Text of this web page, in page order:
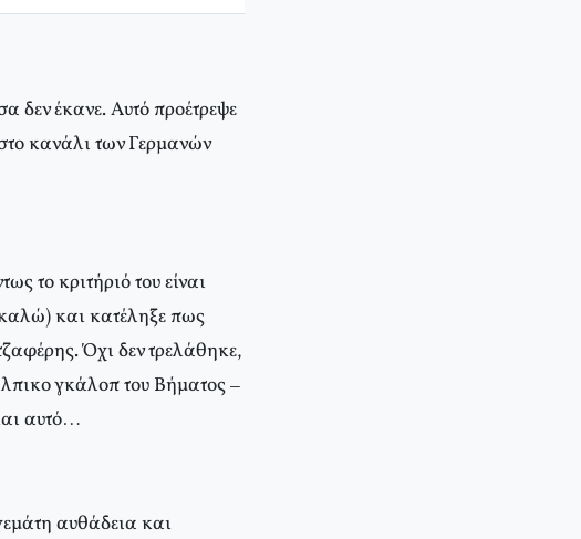
δεν έκανε. Αυτό προέτρεψε
κανάλι των Γερμανών
το κριτήριό του είναι
και κατέληξε πως
Όχι δεν τρελάθηκε,
γκάλοπ του Βήματος –
αυτό…
αυθάδεια και